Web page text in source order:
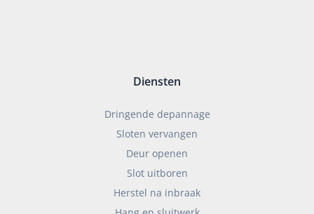
Diensten
Dringende depannage
Sloten vervangen
Deur openen
Slot uitboren
Herstel na inbraak